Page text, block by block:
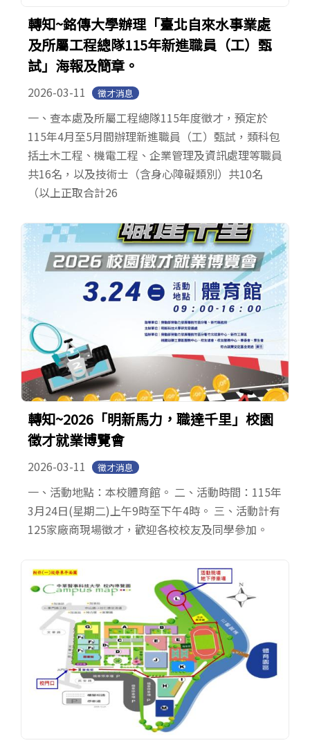
轉知~銘傳大學辦理「臺北自來水事業處
及所屬工程總隊115年新進職員（工）甄
試」海報及簡章。
2026-03-11 徵才消息
一、查本處及所屬工程總隊115年度徵才，預定於
115年4月至5月間辦理新進職員（工）甄試，類科包
括土木工程、機電工程、企業管理及資訊處理等職員
共16名，以及技術士（含身心障礙類別）共10名
（以上正取合計26
轉知~2026「明新馬力，職達千里」校園
徵才就業博覽會
2026-03-11 徵才消息
一、活動地點：本校體育館。 二、活動時間：115年
3月24日(星期二)上午9時至下午4時。 三、活動計有
125家廠商現場徵才，歡迎各校校友及同學參加。